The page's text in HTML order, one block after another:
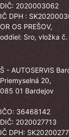
DIČ: 2020003062
IČ DPH :
OR OS PREŠOV,
oddiel: Sro, vložka č.
Š - AUTOSERVIS
Priemyselná 20,
085 01 Bardejov
IČO: 36468142
DIČ: 2020027713
IČ DPH: